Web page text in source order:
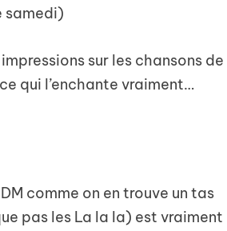
samedi)
sur les chansons de
qui l’enchante vraiment…
comme on en trouve un tas
pas les La la la) est vraiment